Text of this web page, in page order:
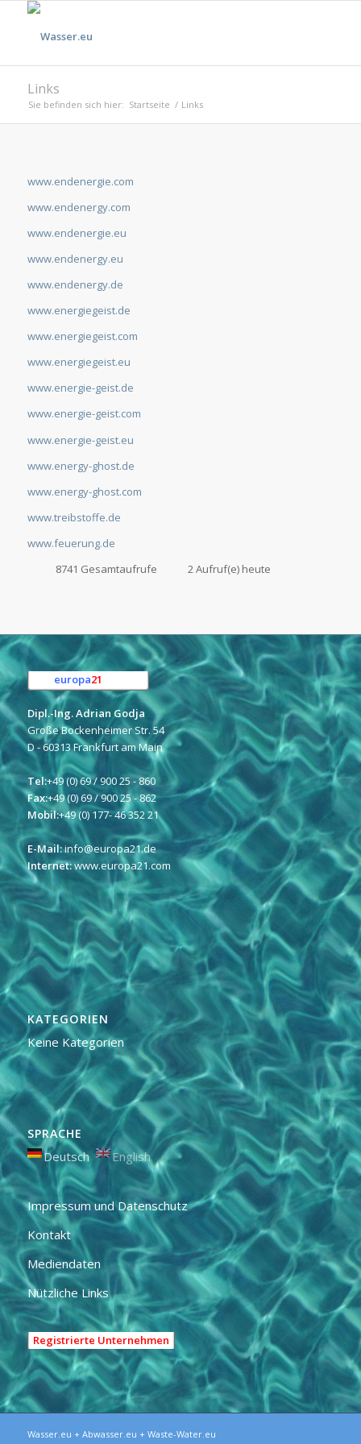
Links
Sie befinden sich hier: Startseite / Links
www.endenergie.com
www.endenergy.com
www.endenergie.eu
www.endenergy.eu
www.endenergy.de
www.energiegeist.de
www.energiegeist.com
www.energiegeist.eu
www.energie-geist.de
www.energie-geist.com
www.energie-geist.eu
www.energy-ghost.de
www.energy-ghost.com
www.treibstoffe.de
www.feuerung.de
8741 Gesamtaufrufe
2 Aufruf(e) heute
europa21
Dipl.-Ing. Adrian Godja
Große Bockenheimer Str. 54
D - 60313 Frankfurt am Main
Tel:+49 (0) 69 / 900 25 - 860
Fax:+49 (0) 69 / 900 25 - 862
Mobil:+49 (0) 177- 46 352 21
E-Mail:info@europa21.de
Internet:www.europa21.com
KATEGORIEN
Keine Kategorien
SPRACHE
Deutsch English
Impressum und Datenschutz
Kontakt
Mediendaten
Nützliche Links
Registrierte Unternehmen
Wasser.eu + Abwasser.eu + Waste-Water.eu